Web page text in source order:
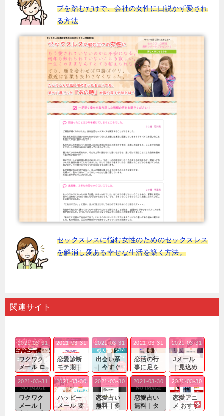
プを踏むだけで、会社の女性に口説かず愛され
る方法
セックスレスに悩む女性のためのセックスレス
を解消し愛ある幸せな生活を築く方法。
関連サイト
ワクワク
メール ロ
グイン pc
｜心の底
から真
剣...
2021-03-31
恋愛診断
モテ期｜
老若男女
問わ
ず…。
2021-03-31
出会い系
｜今すぐ
仲良くな
れる相手
探しをし
たいと...
2021-03-31
恋活の行
事に足を
運んでも
出会いの
チャンス
が訪れ...
2021-03-31
Jメール
｜見込め
る効果が
確実なも
のであっ
ても…...
2021-03-31
ワクワク
メール｜
出会い系
2021-03-31
ハッピー
メール 要
注意人物
2021-03-30
恋愛占い
無料｜多
数ある出
2021-03-30
恋愛占い
無料｜タ
ーゲット
2021-03-30
恋愛アニ
メ おすす
め｜「心
2021-03-30